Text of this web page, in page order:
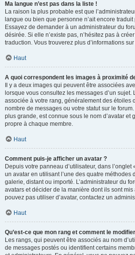
Ma langue n’est pas dans la liste !
La raison la plus probable est que
langue ou bien que personne n’ait encore
Essayez de demander à un administrateur du
désirée. Si elle n’existe pas, n’hésitez pas à
traduction. Vous trouverez plus d’informations
Haut
A quoi correspondent les images à proximité
Il y a deux images qui peuvent être associées
lorsque vous consultez les messages d’un sujet.
associée à votre rang, généralement des étoiles
nombre de messages ou votre statut sur le
plus grande, est connue sous le nom d’avatar et
propre à chaque membre.
Haut
Comment puis-je afficher un avatar ?
Depuis votre panneau d’utilisateur, dans
un avatar en utilisant l’une des quatre méthodes
galerie, distant ou importé. L’administrateur du
avatars et décider de la manière dont ils sont
pouvez pas utiliser d’avatar, contactez un
Haut
Qu’est-ce que mon rang et comment le
Les rangs, qui peuvent être associés au nom
de messages postés ou identifient certains